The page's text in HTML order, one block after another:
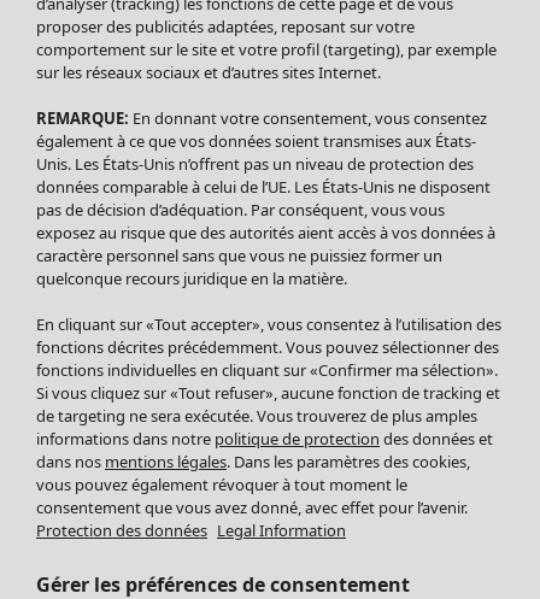
Soldes Vêtements
Tous les vêtements
Robes
Tuniques
Blouses
Tops
Gilets
Pantalon
Jupes
Leggings et collants
Accessoires
Chaussures
Vêtements de bain
Basics
Soldes Mobilier
Bonnes affaires déco
Décoration
Textiles
Tapis
Éponge
proposer des publicités adaptées, reposant sur votre
comportement sur le site et votre profil (targeting), par exemple
sur les réseaux sociaux et d’autres sites Internet.
REMARQUE: En donnant votre consentement, vous consentez
également à ce que vos données soient transmises aux États-
Unis. Les États-Unis n’offrent pas un niveau de protection des
données comparable à celui de l’UE. Les États-Unis ne disposent
pas de décision d’adéquation. Par conséquent, vous vous
exposez au risque que des autorités aient accès à vos données à
caractère personnel sans que vous ne puissiez former un
quelconque recours juridique en la matière.
En cliquant sur «Tout accepter», vous consentez à l’utilisation des
fonctions décrites précédemment. Vous pouvez sélectionner des
fonctions individuelles en cliquant sur «Confirmer ma sélection».
Si vous cliquez sur «Tout refuser», aucune fonction de tracking et
de targeting ne sera exécutée. Vous trouverez de plus amples
informations dans notre politique de protection des données et
dans nos mentions légales. Dans les paramètres des cookies,
vous pouvez également révoquer à tout moment le
consentement que vous avez donné, avec effet pour l’avenir.
Protection des données Legal Information
Gérer les préférences de consentement